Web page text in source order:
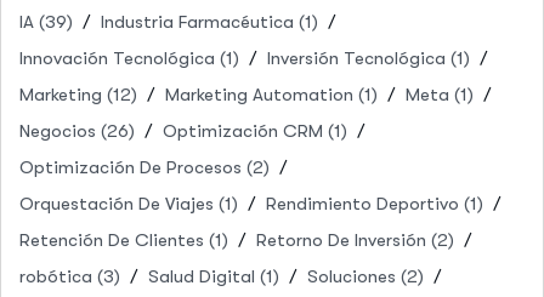
IA (39) Industria Farmacéutica (1)
Innovación Tecnológica (1) Inversión Tecnológica (1)
Marketing (12) Marketing Automation (1) Meta (1)
Negocios (26) Optimización CRM (1)
Optimización De Procesos (2)
Orquestación De Viajes (1) Rendimiento Deportivo (1)
Retención De Clientes (1) Retorno De Inversión (2)
robótica (3) Salud Digital (1) Soluciones (2)